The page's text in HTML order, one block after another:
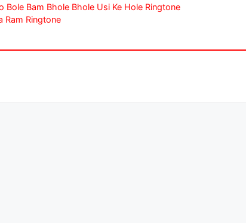
Jo Bole Bam Bhole Bhole Usi Ke Hole Ringtone
Ram Ringtone